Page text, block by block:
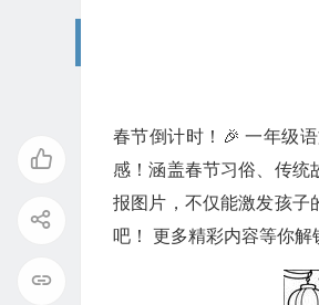
春节倒计时！🎉 一年级
感！涵盖春节习俗、传统
报图片，不仅能激发孩子
吧！ 更多精彩内容等你解